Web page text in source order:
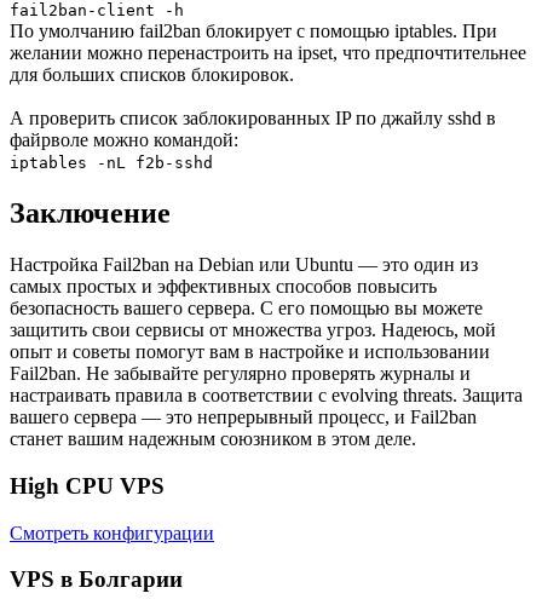
fail2ban-client -h
По умолчанию fail2ban блокирует с помощью iptables. При
желании можно перенастроить на ipset, что предпочтительнее
для больших списков блокировок.
А проверить список заблокированных IP по джайлу sshd в
файрволе можно командой:
iptables -nL f2b-sshd
Заключение
Настройка Fail2ban на Debian или Ubuntu — это один из
самых простых и эффективных способов повысить
безопасность вашего сервера. С его помощью вы можете
защитить свои сервисы от множества угроз. Надеюсь, мой
опыт и советы помогут вам в настройке и использовании
Fail2ban. Не забывайте регулярно проверять журналы и
настраивать правила в соответствии с evolving threats. Защита
вашего сервера — это непрерывный процесс, и Fail2ban
станет вашим надежным союзником в этом деле.
High CPU VPS
Смотреть конфигурации
VPS в Болгарии